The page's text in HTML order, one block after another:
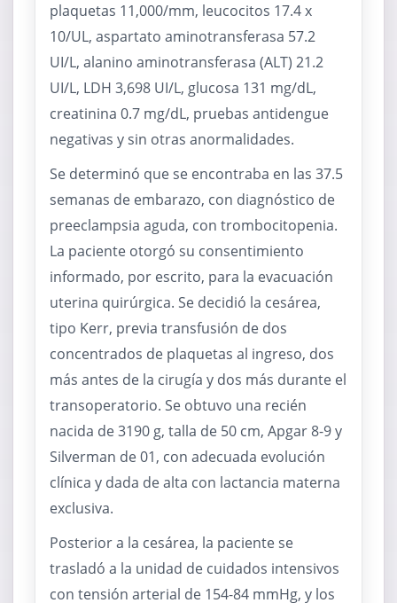
plaquetas 11,000/mm, leucocitos 17.4 x
10/UL, aspartato aminotransferasa 57.2
UI/L, alanino aminotransferasa (ALT) 21.2
UI/L, LDH 3,698 UI/L, glucosa 131 mg/dL,
creatinina 0.7 mg/dL, pruebas antidengue
negativas y sin otras anormalidades.
Se determinó que se encontraba en las 37.5
semanas de embarazo, con diagnóstico de
preeclampsia aguda, con trombocitopenia.
La paciente otorgó su consentimiento
informado, por escrito, para la evacuación
uterina quirúrgica. Se decidió la cesárea,
tipo Kerr, previa transfusión de dos
concentrados de plaquetas al ingreso, dos
más antes de la cirugía y dos más durante el
transoperatorio. Se obtuvo una recién
nacida de 3190 g, talla de 50 cm, Apgar 8-9 y
Silverman de 01, con adecuada evolución
clínica y dada de alta con lactancia materna
exclusiva.
Posterior a la cesárea, la paciente se
trasladó a la unidad de cuidados intensivos
con tensión arterial de 154-84 mmHg, y los